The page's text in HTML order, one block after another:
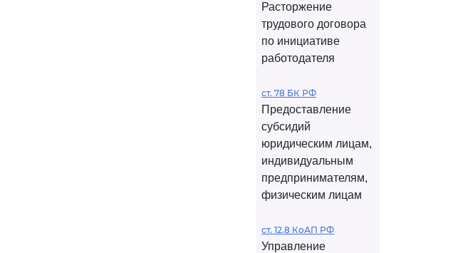
Расторжение
трудового договора
по инициативе
работодателя
ст. 78 БК РФ
Предоставление
субсидий
юридическим лицам,
индивидуальным
предпринимателям,
физическим лицам
ст. 12.8 КоАП РФ
Управление